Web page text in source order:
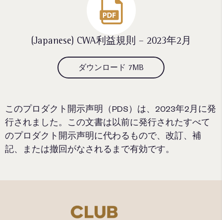
(Japanese) CWA利益規則 – 2023年2月
ダウンロード 7MB
このプロダクト開示声明（PDS）は、2023年2月に発
行されました。この文書は以前に発行されたすべて
のプロダクト開示声明に代わるもので、改訂、補
記、または撤回がなされるまで有効です。​